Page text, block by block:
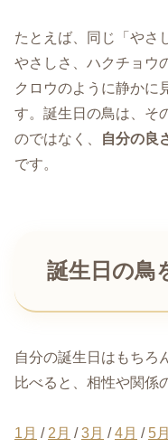
たとえば、同じ「やさ
やさしさ、ハクチョウ
クロウのように静かに
す。誕生日の鳥は、そ
のではなく、
自分の良
です。
誕生日の鳥
自分の誕生日はもちろ
比べると、相性や関係
1月 / 2月 /3月 /4月 / 5月